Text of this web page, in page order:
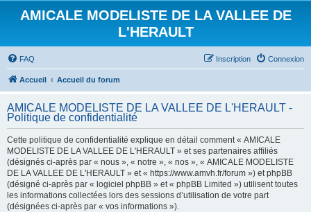
AMICALE MODELISTE DE LA VALLEE DE
L'HERAULT
FAQ Connexion
Inscription
Accueil Accueil du forum
AMICALE MODELISTE DE LA VALLEE DE L'HERAULT -
Politique de confidentialité
Cette politique de confidentialité explique en détail comment « AMICALE
MODELISTE DE LA VALLEE DE L'HERAULT » et ses partenaires affiliés
(désignés ci-après par « nous », « notre », « nos », « AMICALE MODELISTE
DE LA VALLEE DE L'HERAULT » et « https://www.amvh.fr/forum ») et phpBB
(désigné ci-après par « logiciel phpBB » et « phpBB Limited ») utilisent toutes
les informations collectées lors des sessions d’utilisation de votre part
(désignées ci-après par « vos informations »).